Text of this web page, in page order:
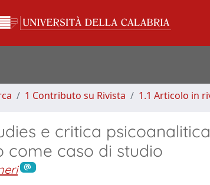
1 Contributo su Rivista 1.1 Articolo in
e critica
come caso di studio